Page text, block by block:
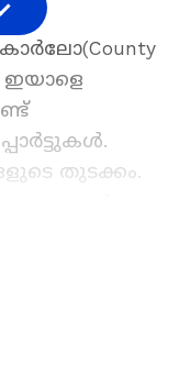
ഇയാളെ
തുടക്കം.